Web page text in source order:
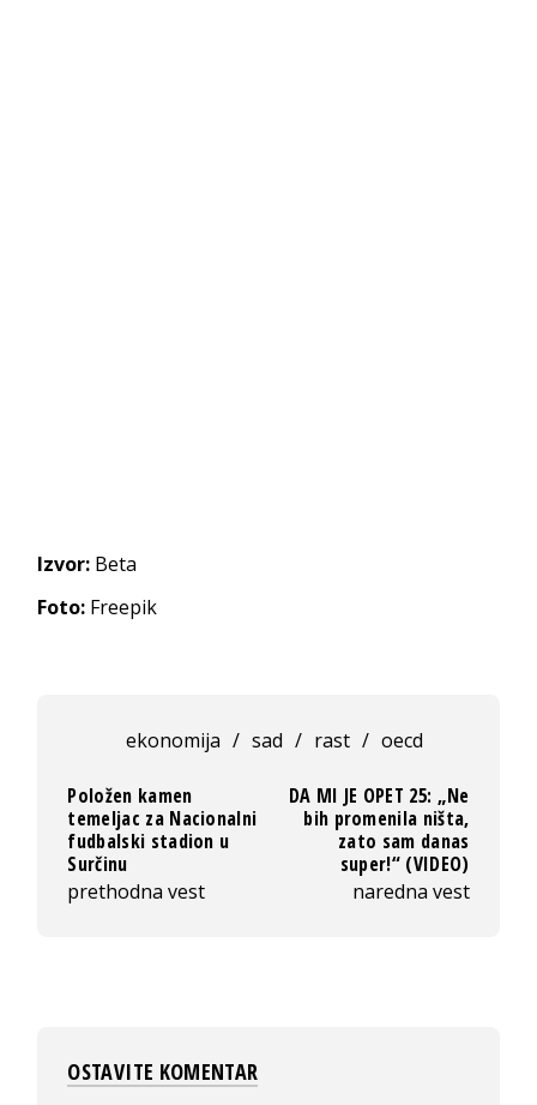
Izvor: Beta
Foto: Freepik
ekonomija / sad / rast / oecd
Položen kamen
temeljac za Nacionalni
fudbalski stadion u
Surčinu
prethodna vest
DA MI JE OPET 25: „Ne
bih promenila ništa,
zato sam danas
super!“ (VIDEO)
naredna vest
OSTAVITE KOMENTAR